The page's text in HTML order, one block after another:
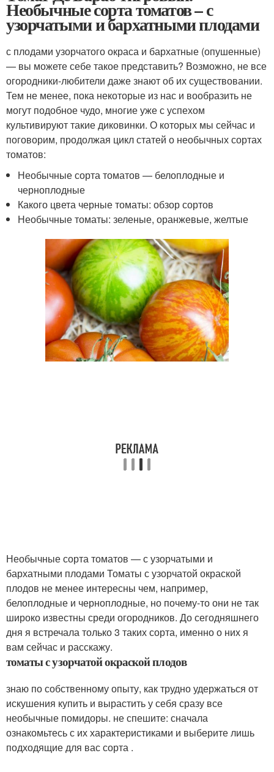
Необычные сорта томатов – с
узорчатыми и бархатными плодами
с плодами узорчатого окраса и бархатные (опушенные)
— вы можете себе такое представить? Возможно, не все
огородники-любители даже знают об их существовании.
Тем не менее, пока некоторые из нас и вообразить не
могут подобное чудо, многие уже с успехом
культивируют такие диковинки. О которых мы сейчас и
поговорим, продолжая цикл статей о необычных сортах
томатов:
Необычные сорта томатов — белоплодные и
черноплодные
Какого цвета черные томаты: обзор сортов
Необычные томаты: зеленые, оранжевые, желтые
Необычные сорта томатов — с узорчатыми и
бархатными плодами Томаты с узорчатой окраской
плодов не менее интересны чем, например,
белоплодные и черноплодные, но почему-то они не так
широко известны среди огородников. До сегодняшнего
дня я встречала только 3 таких сорта, именно о них я
вам сейчас и расскажу.
томаты с узорчатой окраской плодов
знаю по собственному опыту, как трудно удержаться от
искушения купить и вырастить у себя сразу все
необычные помидоры. не спешите: сначала
ознакомьтесь с их характеристиками и выберите лишь
подходящие для вас сорта .